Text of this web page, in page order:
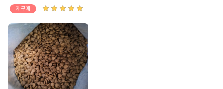
신,판토텐산,바이오틴,엽산,나이아신,비타민B1
요오드,코발트
권장 연령 생후 3개월 이상
* 브랜드사에서 제공한 정보로 모든 책임은 브랜드사에 있습니다.
* 해당 정보는 브랜드사 사정에 의해 일부 변경될 수 있습니다.
재구매